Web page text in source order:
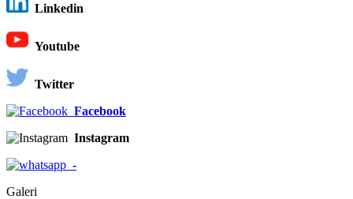
Linkedin
Youtube
Twitter
Facebook
Instagram
-
Galeri